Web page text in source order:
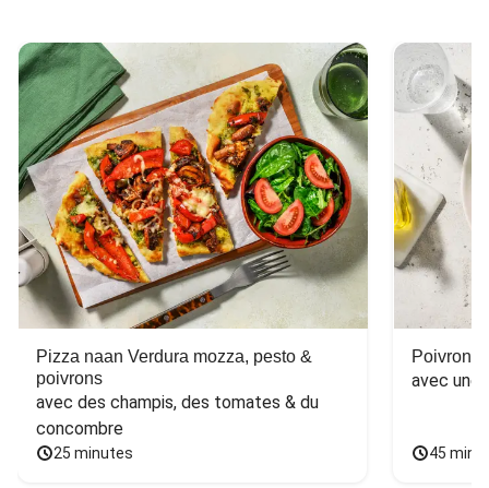
Pizza naan Verdura mozza, pesto &
poivrons
avec des champis, des tomates & du
concombre
25 minutes
Poivron
avec une
45